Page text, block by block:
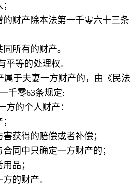
财产除本法第一千零六十三条
所有的财产。
等的处理权。
于夫妻一方财产的，由《民法
千零63条规定:
的个人财产：
得的赔偿或者补偿；
中只确定一方财产的；
品；
的财产。